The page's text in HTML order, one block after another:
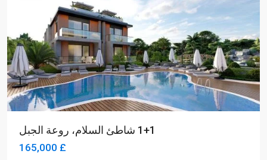
1+1 شاطئ السلام، روعة الجبل
£ 165,000